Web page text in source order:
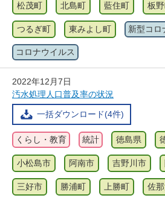
松茂町 北島町 藍住町 板
つるぎ町 東みよし町 新型コロ
コロナウイルス
2022年12月7日
汚水処理人口普及率の状況
一括ダウンロード(4件)
くらし・教育 統計 徳島県
小松島市 阿南市 吉野川市
三好市 勝浦町 上勝町 佐